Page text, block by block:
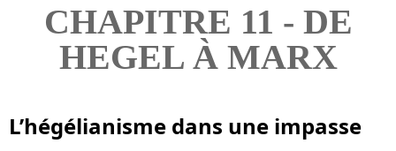
CHAPITRE 11 - DE
HEGEL À MARX
L’hégélianisme dans une impasse